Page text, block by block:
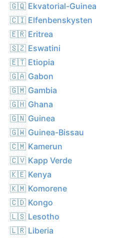
🇬🇶 Ekvatorial-Guinea
🇨🇮 Elfenbenskysten
🇪🇷 Eritrea
🇸🇿 Eswatini
🇪🇹 Etiopia
🇬🇦 Gabon
🇬🇲 Gambia
🇬🇭 Ghana
🇬🇳 Guinea
🇬🇼 Guinea-Bissau
🇨🇲 Kamerun
🇨🇻 Kapp Verde
🇰🇪 Kenya
🇰🇲 Komorene
🇨🇩 Kongo
🇱🇸 Lesotho
🇱🇷 Liberia